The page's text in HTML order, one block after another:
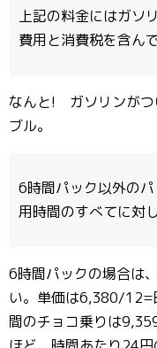
上記の料金にはガソ
費用と消費税を含ん
なんと! ガソリンがつ
ブル。
6時間パック以外の
用時間のすべてに対
6時間パックの場合は
い。単価は6,380/
間のチョコ乗りは